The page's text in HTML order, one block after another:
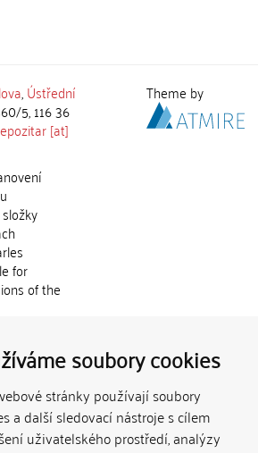
soubory cookies
stránky používají soubory
a další sledovací nástroje s cílem
uživatelského prostředí, analýzy
,Ústřední
5, 116 36
[at]
for
of the
použity k
vydávány
jinou
než autora.
shall not
Theme by